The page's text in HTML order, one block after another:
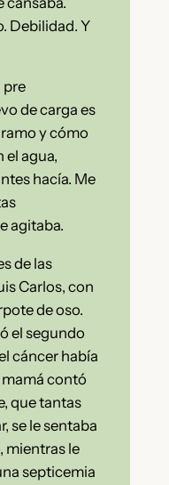
Debilidad. Y
pre
de carga es
y cómo
el agua,
hacía. Me
agitaba.
de las
Carlos, con
de oso.
el segundo
cáncer había
mamá contó
que tantas
se le sentaba
mientras le
septicemia